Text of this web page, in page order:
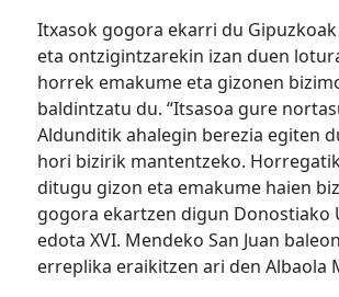
Itxasok gogora ekarri du
eta ontzigintzarekin izan duen
horrek emakume eta gizonen
baldintzatu du. “Itsasoa gure
Aldunditik ahalegin berezia egiten
hori bizirik mantentzeko.
ditugu gizon eta emakume haien
gogora ekartzen digun Donostiako
edota XVI. Mendeko San Juan
erreplika eraikitzen ari den Albaola